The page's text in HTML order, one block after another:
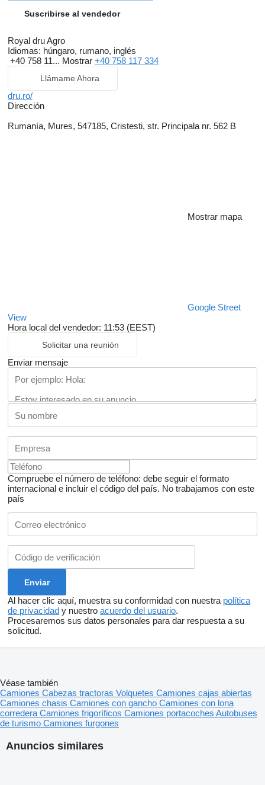
Suscribirse al vendedor
Royal dru Agro
Idiomas: húngaro, rumano, inglés
+40 758 11... Mostrar +40 758 117 334
Llámame Ahora
dru.ro/
Dirección
Rumanía, Mures, 547185, Cristesti, str. Principala nr. 562 B
Mostrar mapa
Google Street
View
Hora local del vendedor: 11:53 (EEST)
Solicitar una reunión
Enviar mensaje
Compruebe el número de teléfono: debe seguir el formato
internacional e incluir el código del país. No trabajamos con este
país
Al hacer clic aquí, muestra su conformidad con nuestra política
de privacidad y nuestro acuerdo del usuario.
Procesaremos sus datos personales para dar respuesta a su
solicitud.
Anuncios similares
Véase también
Camiones Cabezas tractoras Volquetes Camiones cajas abiertas
Camiones chasis Camiones con gancho Camiones con lona
corredera Camiones frigoríficos Camiones portacoches Autobuses
de turismo Camiones furgones